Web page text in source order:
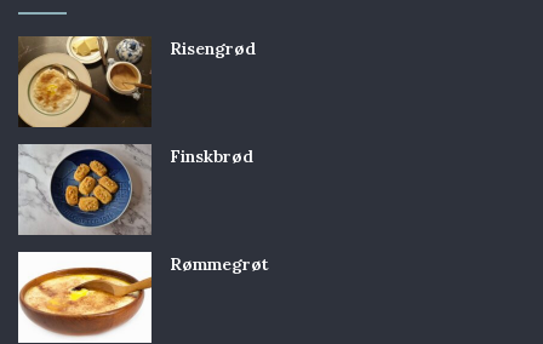
Risengrød
Finskbrød
Rømmegrøt